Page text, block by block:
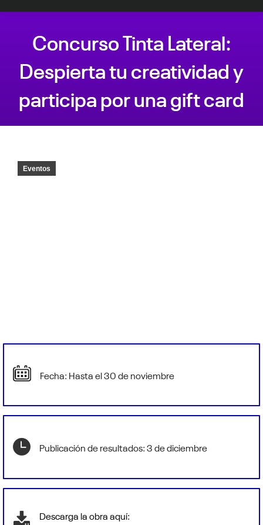
Concurso Tinta Lateral:
Despierta tu creatividad y
participa por una gift card
Eventos
Fecha: Hasta el 30 de noviembre
Publicación de resultados: 3 de diciembre
Descarga la obra aquí: